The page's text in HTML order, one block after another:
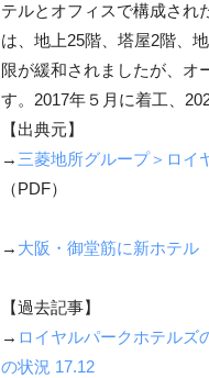
テルとオフィスで構成され
は、地上25階、塔屋2階、
限が緩和されましたが、オ
す。2017年５月に着工、
【出典元】
→ 三菱地所グループ＞ロイ
（PDF）
→ 大阪・御堂筋に新ホテル
【過去記事】
→ ロイヤルパークホテルズ
の状況 17.12